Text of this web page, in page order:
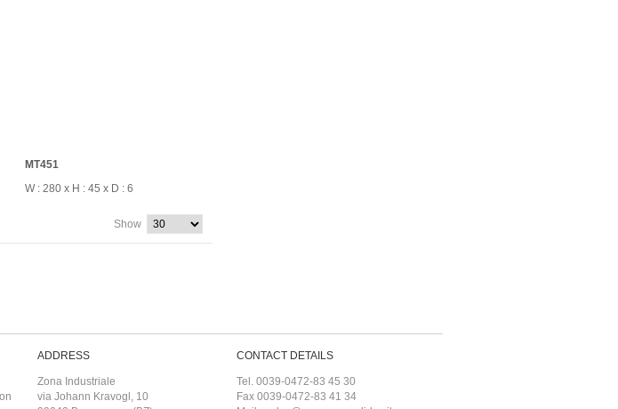
MT451
W : 280 x H : 45 x D : 6
Show
ADDRESS
Zona Industriale
via Johann Kravogl, 10
CONTACT DETAILS
Tel. 0039-0472-83 45 30
Fax 0039-0472-83 41 34